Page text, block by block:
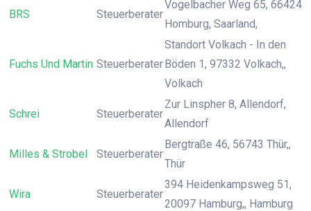
BRS Steuerberater
Vogelbacher Weg 65, 66424
Homburg, Saarland,
Fuchs Und Martin Steuerberater
Standort Volkach - In den
Böden 1, 97332 Volkach,,
Volkach
Schrei Steuerberater
Zur Linspher 8, Allendorf,
Allendorf
Milles & Strobel Steuerberater
Bergtraße 46, 56743 Thür,,
Thür
Wira Steuerberater
394 Heidenkampsweg 51,
20097 Hamburg,, Hamburg